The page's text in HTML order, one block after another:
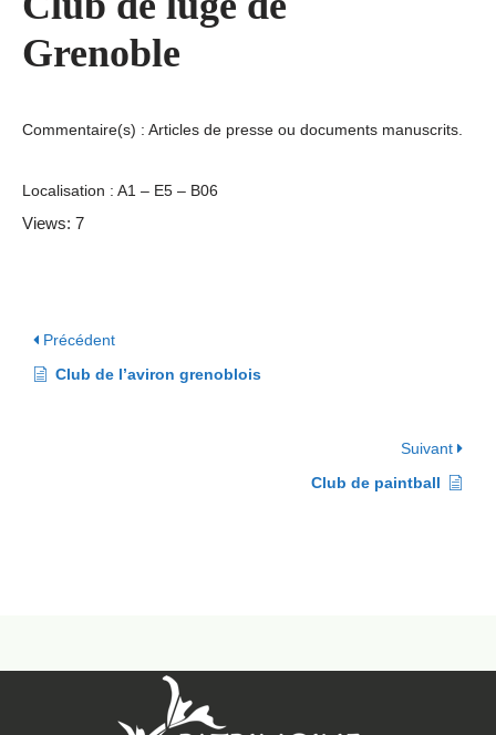
Grenoble
Commentaire(s) : Articles de presse ou documents manuscrits.
Localisation : A1 – E5 – B06
Views: 7
Précédent
Club de l’aviron grenoblois
Suivant
Club de paintball